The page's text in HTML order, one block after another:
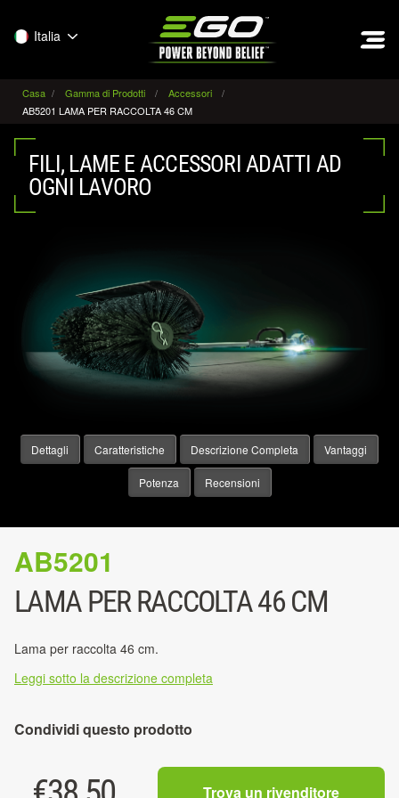
Italia
Casa Gamma di Prodotti
Accessori
AB5201 LAMA PER RACCOLTA 46 CM
FILI, LAME E ACCESSORI ADATTI AD
OGNI LAVORO
Dettagli Caratteristiche Descrizione Completa Vantaggi
Potenza Recensioni
AB5201
LAMA PER RACCOLTA 46 CM
Lama per raccolta 46 cm.
Leggi sotto la descrizione completa
Condividi questo prodotto
Trova un rivenditore